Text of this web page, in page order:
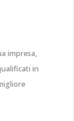
impresa,
in